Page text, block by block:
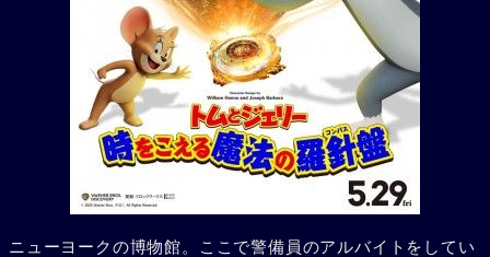
ニューヨークの博物館。ここで警備員のアルバイトをしてい